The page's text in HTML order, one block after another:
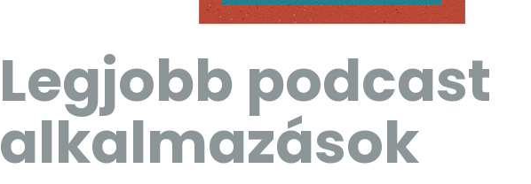
Legjobb podcast
alkalmazások